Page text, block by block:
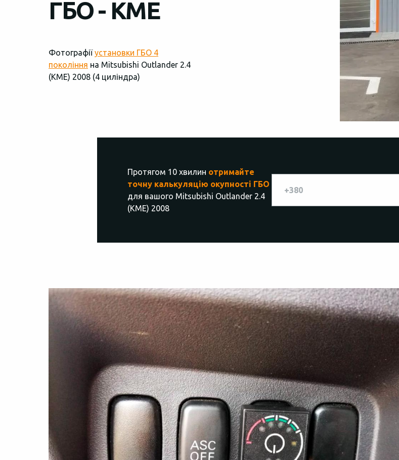
ГБО - KME
Фотографіїустановки ГБО 4
покоління на Mitsubishi Outlander 2.4
(КМЕ) 2008 (4 циліндра)
Протягом 10 хвилин отримайте
точну калькуляцію окупності ГБО
для вашого Mitsubishi Outlander 2.4
(КМЕ) 2008